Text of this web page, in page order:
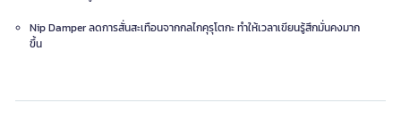
Nip Damper ลดการสั่นสะเทือนจากกลไกคุรุโตกะ ทำให้เวลาเขียนรู้สึกมั่นคงมาก
ขึ้น